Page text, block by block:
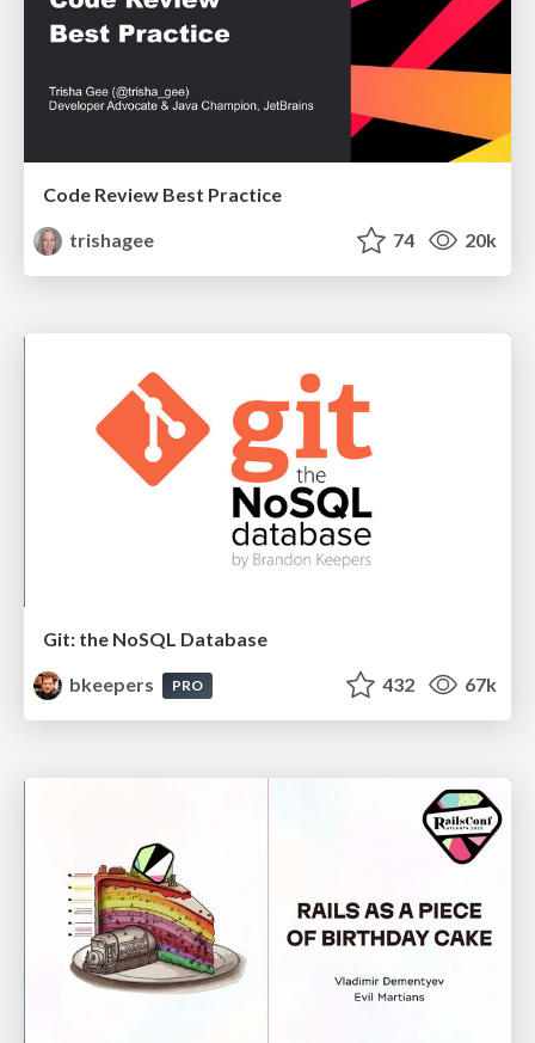
Code Review Best Practice
trishagee
74 20k
Git: the NoSQL Database
bkeepers
PRO 432 67k